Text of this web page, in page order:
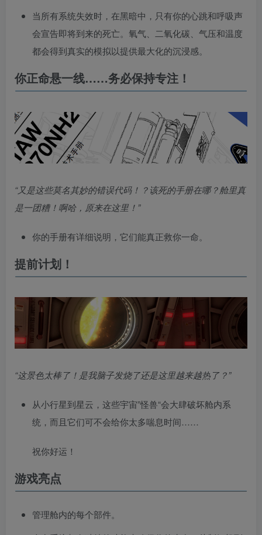
当所有系统失效时，在黑暗中，只有你的心跳和呼吸声
会宣告即将到来的死亡。氧气、二氧化碳、气压和温度
都会得到真实的模拟以提供最大化的沉浸感。
你正命悬一线……务必保持专注！
“又是这些莫名其妙的错误代码！？该死的手册在哪？舱里真
是一团糟！啊哈，原来在这里！”
你的手册有详细说明，它们能真正救你一命。
提前计划！
“这景色太棒了！是我脑子发烧了还是这里越来越热了？”
从小行星到星云，这些宇宙”怪兽“会大肆破坏舱内系
统，而且它们可不会给你太多喘息时间……
祝你好运！
游戏亮点
管理舱内的每个部件。